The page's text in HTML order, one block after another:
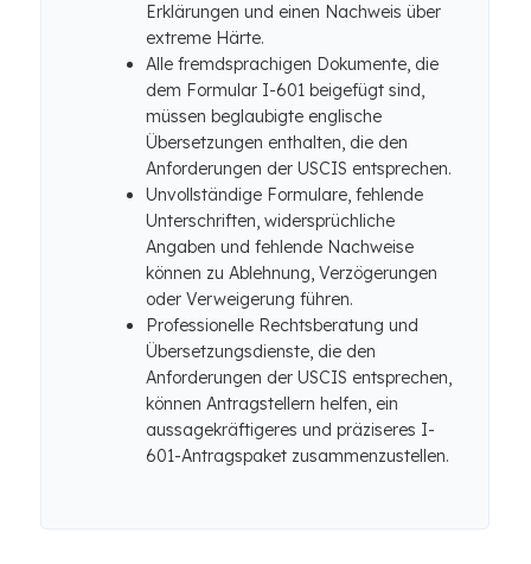
Erklärungen und einen Nachweis über
extreme Härte.
Alle fremdsprachigen Dokumente, die
dem Formular I-601 beigefügt sind,
müssen beglaubigte englische
Übersetzungen enthalten, die den
Anforderungen der USCIS entsprechen.
Unvollständige Formulare, fehlende
Unterschriften, widersprüchliche
Angaben und fehlende Nachweise
können zu Ablehnung, Verzögerungen
oder Verweigerung führen.
Professionelle Rechtsberatung und
Übersetzungsdienste, die den
Anforderungen der USCIS entsprechen,
können Antragstellern helfen, ein
aussagekräftigeres und präziseres I-
601-Antragspaket zusammenzustellen.